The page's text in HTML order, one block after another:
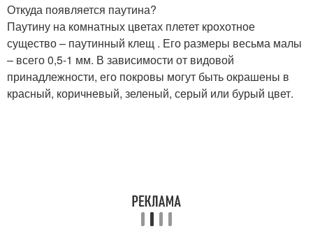
Откуда появляется паутина?
Паутину на комнатных цветах плетет крохотное
существо – паутинный клещ . Его размеры весьма малы
– всего 0,5-1 мм. В зависимости от видовой
принадлежности, его покровы могут быть окрашены в
красный, коричневый, зеленый, серый или бурый цвет.